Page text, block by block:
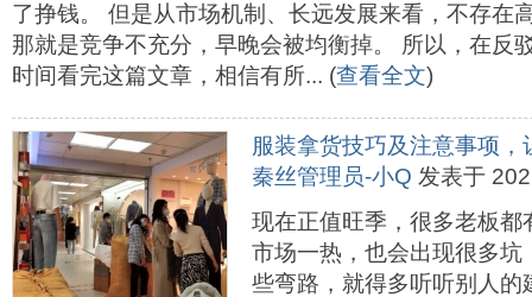
了挣钱。 但是从市场机制、长远发展来看，不存在
那就是竞争不充分，早晚会被均衡掉。 所以，在反
时间看完这篇文章，相信有所... (查看全文)
服装拿货技巧及注意事项，
秦丝管理员-小Q 发表于
现在正值旺季，很多老板都
市场一热，也会出现很多
些弯路，就得多听听别人的